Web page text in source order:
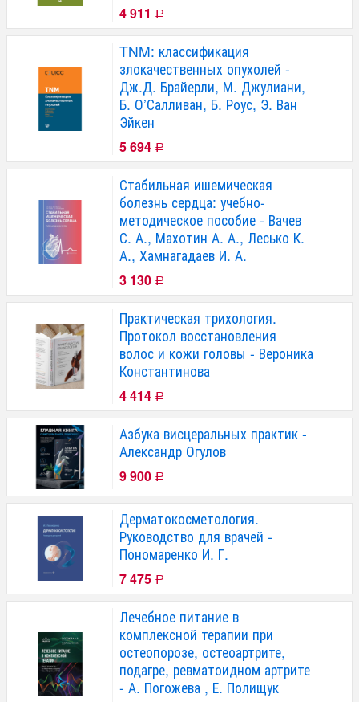
4 911 Р
TNM: классификация
злокачественных опухолей -
Дж.Д. Брайерли, М. Джулиани,
Б. О’Салливан, Б. Роус, Э. Ван
Эйкен
5 694 Р
Стабильная ишемическая
болезнь сердца: учебно-
методическое пособие - Вачев
С. А., Махотин А. А., Лесько К.
А., Хамнагадаев И. А.
3 130 Р
Практическая трихология.
Протокол восстановления
волос и кожи головы - Вероника
Константинова
4 414 Р
Азбука висцеральных практик -
Александр Огулов
9 900 Р
Дерматокосметология.
Руководство для врачей -
Пономаренко И. Г.
7 475 Р
Лечебное питание в
комплексной терапии при
остеопорозе, остеоартрите,
подагре, ревматоидном артрите
- А. Погожева , Е. Полищук